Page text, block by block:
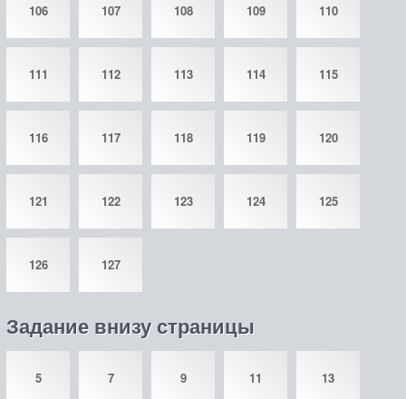
106 107 108 109 110
111 112 113 114 115
116 117 118 119 120
121 122 123 124 125
126 127
Задание внизу страницы
5 7 9 11 13